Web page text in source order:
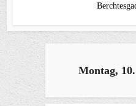
Montag,